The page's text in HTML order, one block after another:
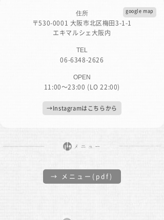
住所
〒530-0001 大阪市北区梅田3-1-1
エキマルシェ大阪内
google map
TEL
06-6348-2626
OPEN
11:00〜23:00 (LO 22:00)
→Instagramはこちらから
→ メニュー(pdf)